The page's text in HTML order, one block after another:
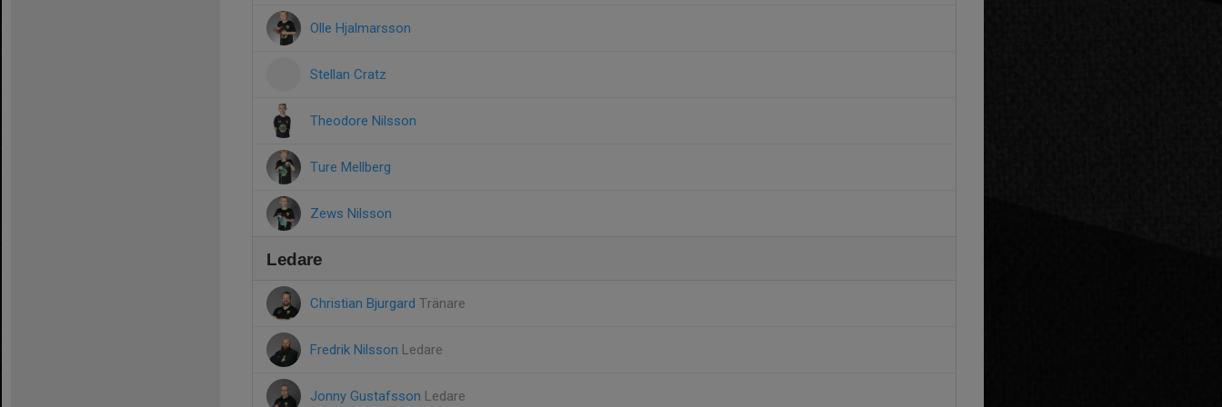
Olle Hjalmarsson
Stellan Cratz
Theodore Nilsson
Ture Mellberg
Zews Nilsson
Ledare
Christian Bjurgard Tränare
Fredrik Nilsson Ledare
Jonny Gustafsson Ledare